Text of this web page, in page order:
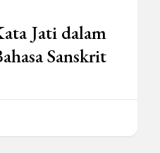
Jati dalam
Sanskrit